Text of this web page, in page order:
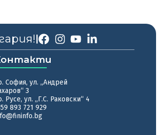
|
София, ул. „Андрей
3
Русе, ул. „Г.С. Раковски“ 4
893 721 929